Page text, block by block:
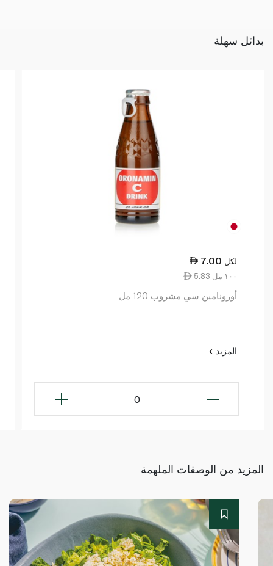
بدائل سهلة
7.00 لكل
5.83 ١٠٠ مل
أورونامين سي مشروب 120 مل
المزيد
0
المزيد من الوصفات الملهمة